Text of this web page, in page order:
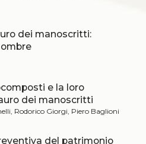
dei manoscritti:
e la loro
dei manoscritti
Rodorico Giorgi, Piero Baglioni
del patrimonio